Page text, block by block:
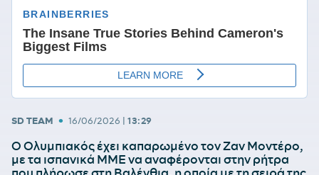
SD TEAM • 16/06/2026 | 13:29
Ο Ολυμπιακός έχει καπαρωμένο τον Ζαν Μοντέρο,
με τα ισπανικά ΜΜΕ να αναφέρονται στην ρήτρα